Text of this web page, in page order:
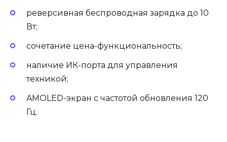
реверсивная беспроводная зарядка до 10
Вт;
сочетание цена-функциональность;
наличие ИК-порта для управления
техникой;
AMOLED-экран с частотой обновления 120
Гц.